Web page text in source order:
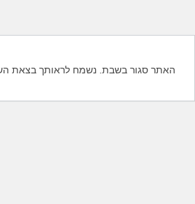
האתר סגור בשבת. נשמח לראותך בצאת